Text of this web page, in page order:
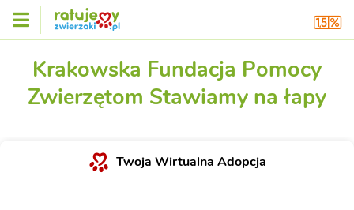
Krakowska Fundacja Pomocy
Zwierzętom Stawiamy na łapy
Twoja Wirtualna Adopcja